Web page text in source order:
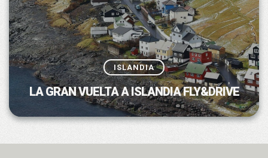
ISLANDIA
LA GRAN VUELTA A ISLANDIA FLY&DRIVE